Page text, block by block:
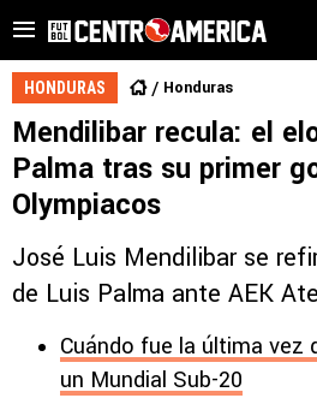
HONDURAS Honduras
Mendilibar recula: el
Palma tras su primer
Olympiacos
José Luis Mendilibar se
de Luis Palma ante AEK
Cuándo fue la última vez
un Mundial Sub-20